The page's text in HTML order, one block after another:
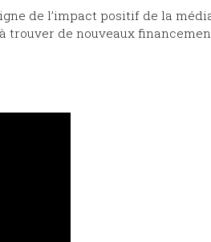
de l’impact positif de la
trouver de nouveaux